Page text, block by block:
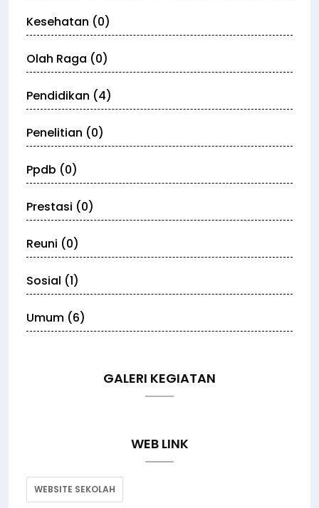
Kesehatan (0)
Olah Raga (0)
Pendidikan (4)
Penelitian (0)
Ppdb (0)
Prestasi (0)
Reuni (0)
Sosial (1)
Umum (6)
GALERI KEGIATAN
WEB LINK
WEBSITE SEKOLAH